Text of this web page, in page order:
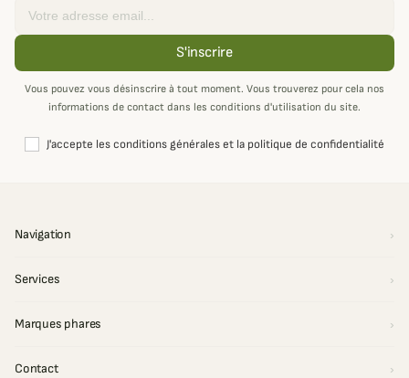
S'inscrire
Vous pouvez vous désinscrire à tout moment. Vous trouverez pour cela nos
informations de contact dans les conditions d'utilisation du site.
J'accepte les conditions générales et la politique de confidentialité
Navigation
Services
Marques phares
Contact